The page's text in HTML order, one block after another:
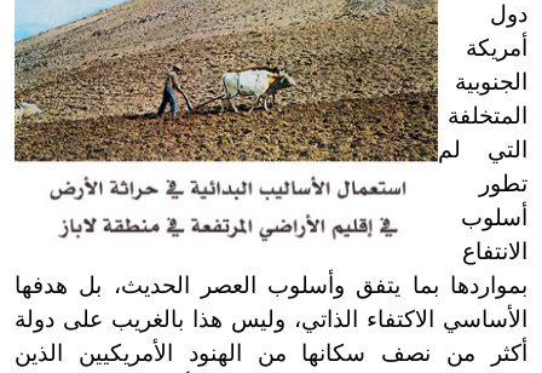
دول
أمريكة
الجنوبية
المتخلفة
التي لم
تطور
أسلوب
الانتفاع
بمواردها بما يتفق وأسلوب العصر الحديث، بل هدفها
الأساسي الاكتفاء الذاتي، وليس هذا بالغريب على دولة
أكثر من نصف سكانها من الهنود الأمريكيين الذين